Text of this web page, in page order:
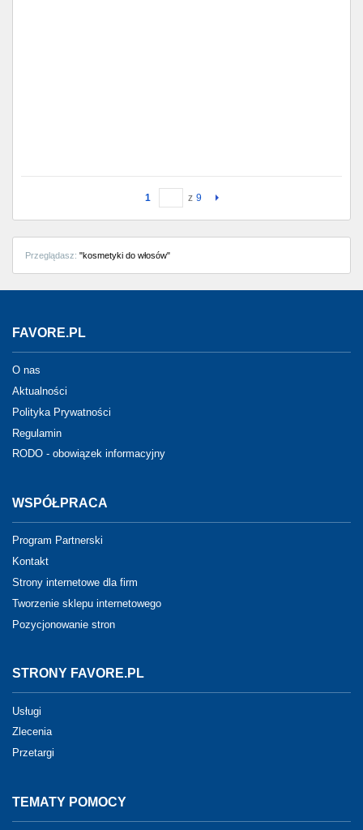
1 z 9
Przeglądasz: "kosmetyki do włosów"
FAVORE.PL
O nas
Aktualności
Polityka Prywatności
Regulamin
RODO - obowiązek informacyjny
WSPÓŁPRACA
Program Partnerski
Kontakt
Strony internetowe dla firm
Tworzenie sklepu internetowego
Pozycjonowanie stron
STRONY FAVORE.PL
Usługi
Zlecenia
Przetargi
TEMATY POMOCY